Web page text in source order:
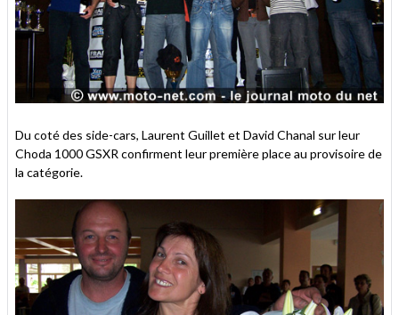
Du coté des side-cars, Laurent Guillet et David Chanal sur leur
Choda 1000 GSXR confirment leur première place au provisoire de
la catégorie.